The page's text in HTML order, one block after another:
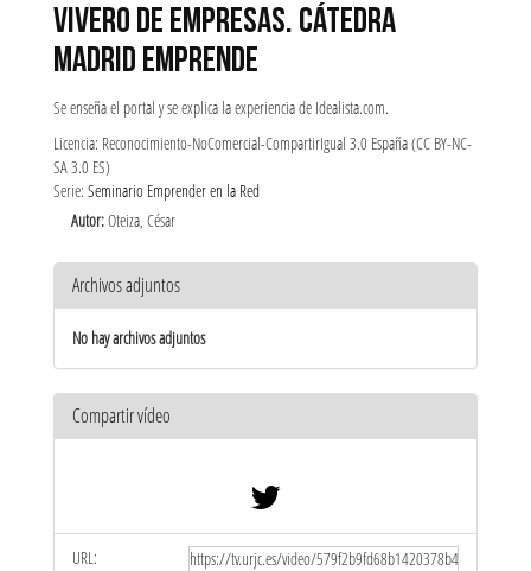
VIVERO DE EMPRESAS. CÁTEDRA
MADRID EMPRENDE
Se enseña el portal y se explica la experiencia de Idealista.com.
Licencia: Reconocimiento-NoComercial-CompartirIgual 3.0 España (CC BY-NC-
SA 3.0 ES)
Serie: Seminario Emprender en la Red
Autor:Oteiza, César
Archivos adjuntos
No hay archivos adjuntos
Compartir vídeo
URL: